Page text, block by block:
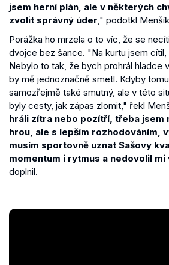
jsem herní plán, ale v některých
zvolit správný úder," podotkl
Porážka ho mrzela o to víc, že se
dvojce bez šance. "Na kurtu jsem
Nebylo to tak, že bych prohrál hladce
by mě jednoznačně smetl. Kdyby
samozřejmě také smutný, ale v této
byly cesty, jak zápas zlomit," řekl
hráli zítra nebo pozítří, třeba jsem
hrou, ale s lepším rozhodováním,
musím sportovně uznat Sašovy
momentum i rytmus a nedovolil
doplnil.